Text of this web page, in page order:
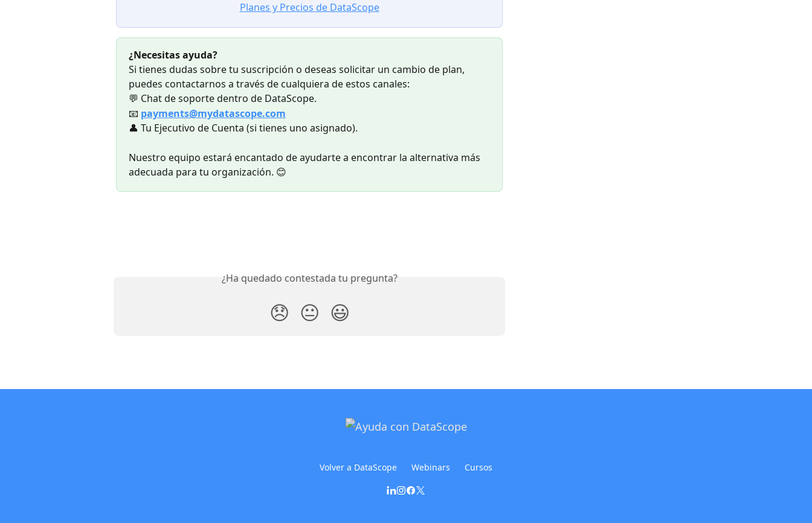
Planes y Precios de DataScope
¿Necesitas ayuda?
Si tienes dudas sobre tu suscripción o deseas solicitar un cambio de plan,
puedes contactarnos a través de cualquiera de estos canales:
💬 Chat de soporte dentro de DataScope.
📧 payments@mydatascope.com
👤 Tu Ejecutivo de Cuenta (si tienes uno asignado).
Nuestro equipo estará encantado de ayudarte a encontrar la alternativa más
adecuada para tu organización. 😊
¿Ha quedado contestada tu pregunta?
😞 😐 😃
Volver a DataScope Webinars Cursos